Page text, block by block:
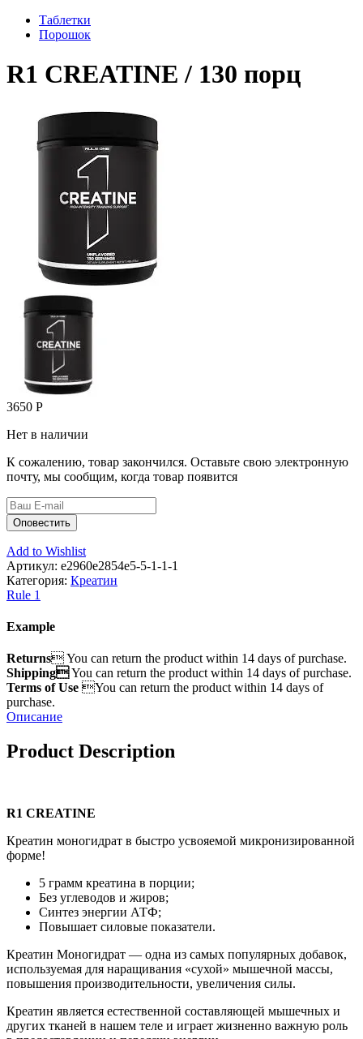
Таблетки
Порошок
R1 CREATINE / 130 порц
3650 Р
Нет в наличии
К сожалению, товар закончился. Оставьте свою электронную
почту, мы сообщим, когда товар появится
Add to Wishlist
Артикул: e2960e2854e5-5-1-1-1
Категория: Креатин
Rule 1
Example
Returns You can return the product within 14 days of purchase.
ShippingYou can return the product within 14 days of purchase.
Terms of Use You can return the product within 14 days of
purchase.
Описание
Product Description
R1 CREATINE
Креатин моногидрат в быстро усвояемой микронизированной
форме!
5 грамм креатина в порции;
Без углеводов и жиров;
Синтез энергии АТФ;
Повышает силовые показатели.
Креатин Моногидрат — одна из самых популярных добавок,
используемая для наращивания «сухой» мышечной массы,
повышения производительности, увеличения силы.
Креатин является естественной составляющей мышечных и
других тканей в нашем теле и играет жизненно важную роль